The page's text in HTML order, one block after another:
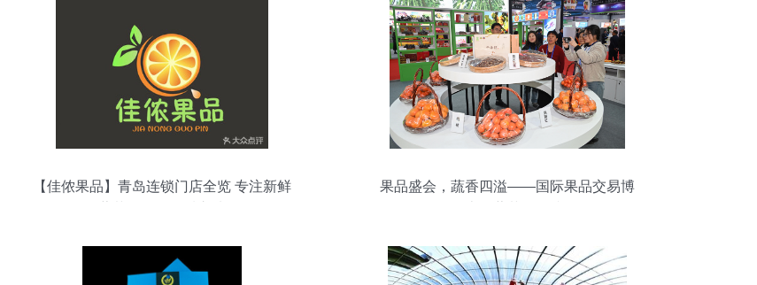
【佳侬果品】青岛连锁门店全览 专注新鲜
果品盛会，蔬香四溢——国际果品交易博